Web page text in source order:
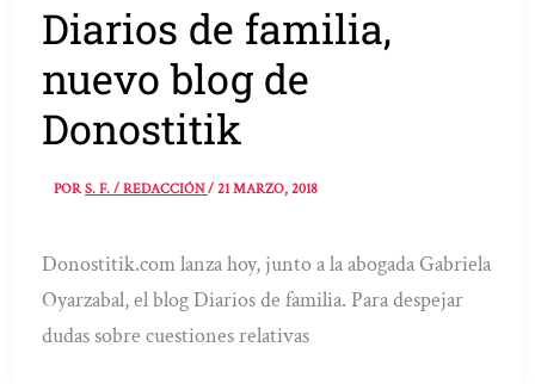
Diarios de familia,
nuevo blog de
Donostitik
PORS. F. / REDACCIÓN/21 MARZO, 2018
Donostitik.com lanza hoy, junto a la abogada Gabriela
Oyarzabal, el blog Diarios de familia. Para despejar
dudas sobre cuestiones relativas